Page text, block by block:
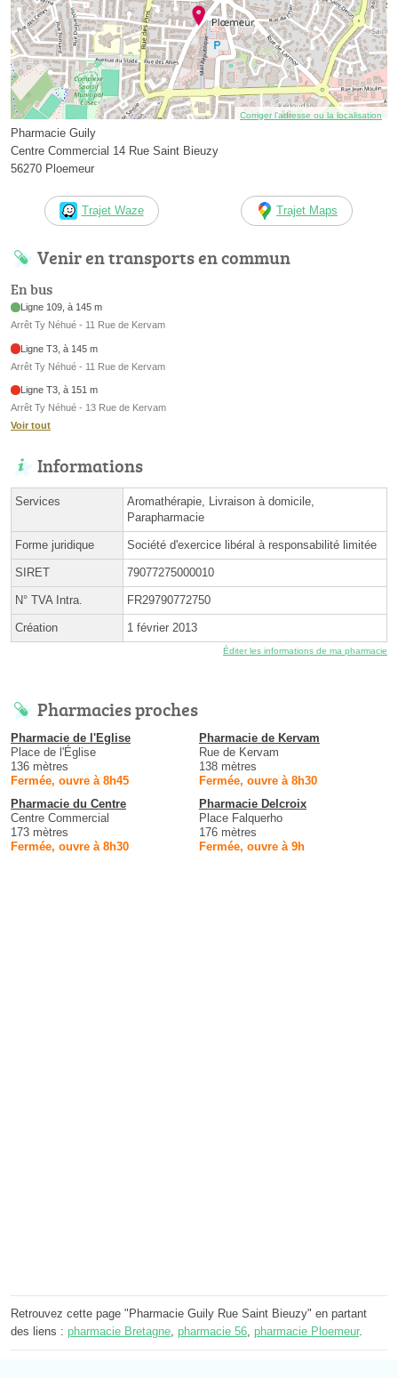
Corriger l’adresse ou la localisation
Pharmacie Guily
Centre Commercial 14 Rue Saint Bieuzy
56270 Ploemeur
Trajet Waze Trajet Maps
Venir en transports en commun
En bus
Ligne 109, à 145 m
Arrêt Ty Néhué - 11 Rue de Kervam
Ligne T3, à 145 m
Arrêt Ty Néhué - 11 Rue de Kervam
Ligne T3, à 151 m
Arrêt Ty Néhué - 13 Rue de Kervam
Voir tout
Informations
Services
Aromathérapie, Livraison à domicile,
Parapharmacie
Forme juridique Société d'exercice libéral à responsabilité limitée
SIRET 79077275000010
N° TVA Intra. FR29790772750
Création 1 février 2013
Éditer les informations de ma pharmacie
Pharmacies proches
Pharmacie de l'Eglise
Place de l'Église
136 mètres
Fermée, ouvre à 8h45
Pharmacie de Kervam
Rue de Kervam
138 mètres
Fermée, ouvre à 8h30
Pharmacie du Centre
Centre Commercial
173 mètres
Fermée, ouvre à 8h30
Pharmacie Delcroix
Place Falquerho
176 mètres
Fermée, ouvre à 9h
Retrouvez cette page "Pharmacie Guily Rue Saint Bieuzy" en partant
des liens : pharmacie Bretagne, pharmacie 56, pharmacie Ploemeur.